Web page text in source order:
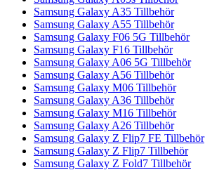
Samsung Galaxy A35 Tillbehör
Samsung Galaxy A55 Tillbehör
Samsung Galaxy F06 5G Tillbehör
Samsung Galaxy F16 Tillbehör
Samsung Galaxy A06 5G Tillbehör
Samsung Galaxy A56 Tillbehör
Samsung Galaxy M06 Tillbehör
Samsung Galaxy A36 Tillbehör
Samsung Galaxy M16 Tillbehör
Samsung Galaxy A26 Tillbehör
Samsung Galaxy Z Flip7 FE Tillbehör
Samsung Galaxy Z Flip7 Tillbehör
Samsung Galaxy Z Fold7 Tillbehör